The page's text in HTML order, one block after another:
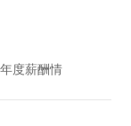
度薪酬情